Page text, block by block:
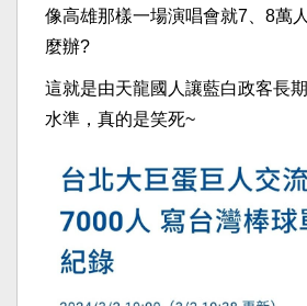
像高雄那樣一場演唱會就7、8萬
麼辦?
這就是由天龍國人讓藍白政客長
水準，真的是笑死~